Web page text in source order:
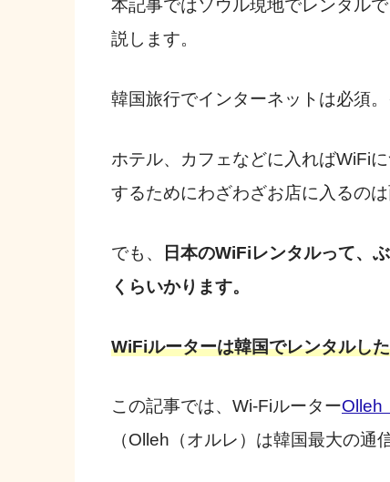
本記事ではソウル現地でレンタル
説します。
韓国旅行でインターネットは必須
ホテル、カフェなどに入ればWiFi
するためにわざわざお店に入るのは
でも、
日本のWiFiレンタルって、
くらいかります。
WiFiルーターは韓国でレンタルし
この記事では、Wi-FiルーターOlleh
（Olleh（オルレ）は韓国最大の通